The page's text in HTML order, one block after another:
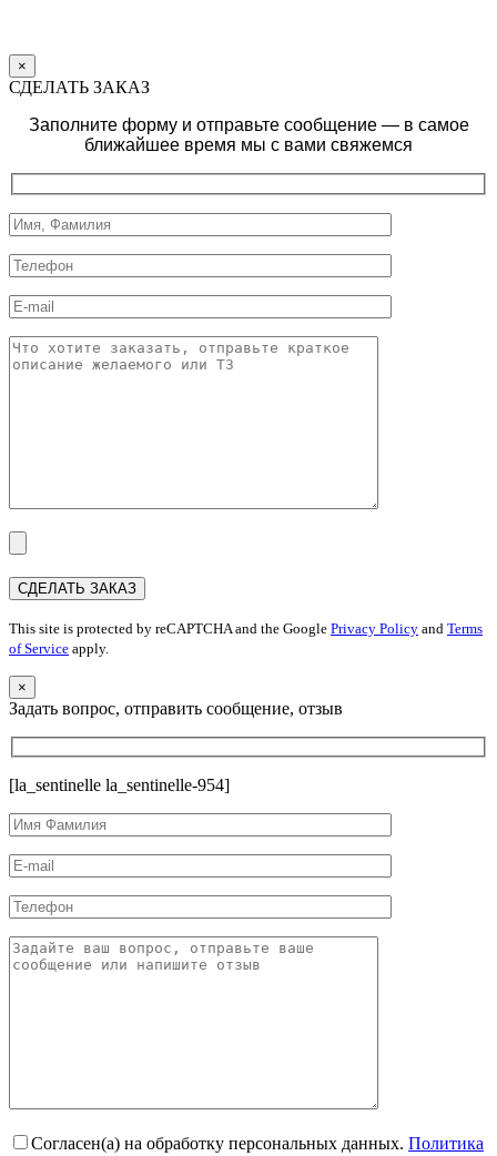
×
СДЕЛАТЬ ЗАКАЗ
Заполните форму и отправьте сообщение — в самое
ближайшее время мы с вами свяжемся
This site is protected by reCAPTCHA and the Google Privacy Policy and Terms
of Service apply.
×
Задать вопрос, отправить сообщение, отзыв
[la_sentinelle la_sentinelle-954]
Согласен(а) на обработку персональных данных. Политика